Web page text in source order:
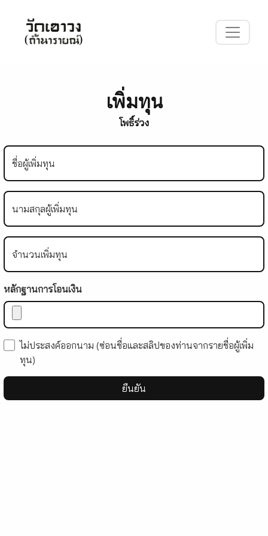
เพิ่มทุน
โพธิ์ร่วง
ชื่อผู้เพิ่มทุน
นามสกุลผู้เพิ่มทุน
จำนวนเพิ่มทุน
หลักฐานการโอนเงิน
ไม่ประสงค์ออกนาม (ซ่อนชื่อและสลิปของท่านจากรายชื่อผู้เพิ่ม
ทุน)
ยืนยัน